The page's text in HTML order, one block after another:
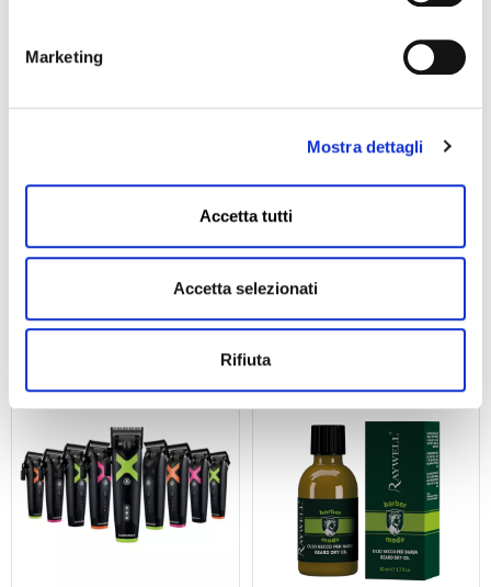
Marketing
Mostra dettagli
Accetta tutti
Accetta selezionati
Rifiuta
LEVEL3 Slime Gel 250 Ml
13,95€IVA inclusa
AGGIUNGI AL CARRELLO
Forbici Da Taglio Navaja
5.5″ Eurostill
29,80€
AGGIUNGI AL CARRELLO
IN OFFERTA!